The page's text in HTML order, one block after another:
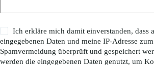
Ich erkläre mich damit einverstanden, dass
eingegebenen Daten und meine IP-Adresse
Spamvermeidung überprüft und gespeichert
werden die eingegebenen Daten genutzt, um